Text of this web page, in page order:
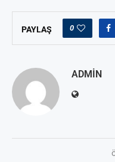
PAYLAŞ 0
ADMIN